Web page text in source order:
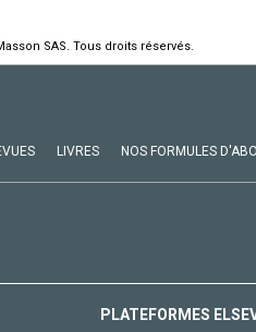
SAS. Tous droits réservés.
LIVRES NOS FORMULES
PLATEFORMES